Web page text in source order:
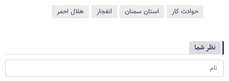
حوادث کار استان سمنان انفجار هلال احمر
نظر شما